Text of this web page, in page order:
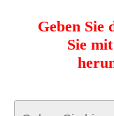
Geben Sie
Sie